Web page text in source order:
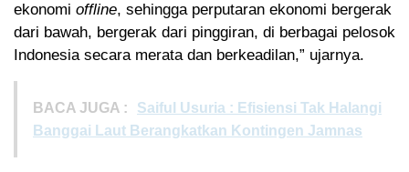
ekonomi offline, sehingga perputaran ekonomi bergerak
dari bawah, bergerak dari pinggiran, di berbagai pelosok
Indonesia secara merata dan berkeadilan,” ujarnya.
BACA JUGA :
Saiful Usuria : Efisiensi Tak Halangi
Banggai Laut Berangkatkan Kontingen Jamnas